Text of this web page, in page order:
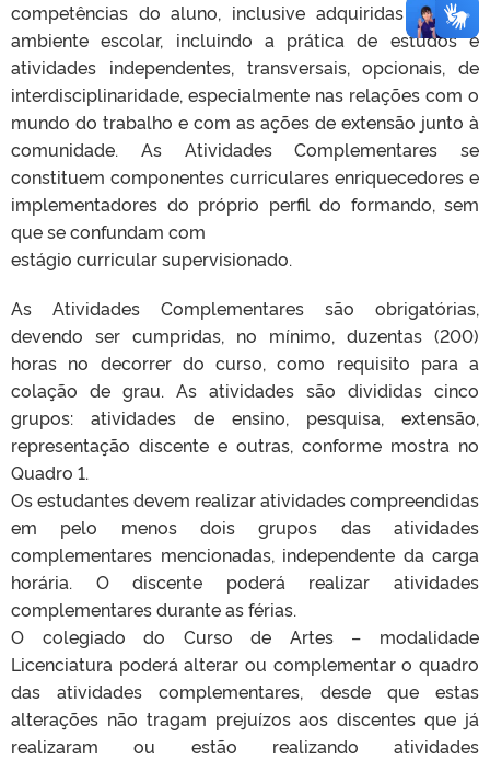
competências do aluno, inclusive adquiridas fora do
ambiente escolar, incluindo a prática de estudos e
atividades independentes, transversais, opcionais, de
interdisciplinaridade, especialmente nas relações com o
mundo do trabalho e com as ações de extensão junto à
comunidade. As Atividades Complementares se
constituem componentes curriculares enriquecedores e
implementadores do próprio perfil do formando, sem
que se confundam com
estágio curricular supervisionado.
As Atividades Complementares são obrigatórias,
devendo ser cumpridas, no mínimo, duzentas (200)
horas no decorrer do curso, como requisito para a
colação de grau. As atividades são divididas cinco
grupos: atividades de ensino, pesquisa, extensão,
representação discente e outras, conforme mostra no
Quadro 1.
Os estudantes devem realizar atividades compreendidas
em pelo menos dois grupos das atividades
complementares mencionadas, independente da carga
horária. O discente poderá realizar atividades
complementares durante as férias.
O colegiado do Curso de Artes – modalidade
Licenciatura poderá alterar ou complementar o quadro
das atividades complementares, desde que estas
alterações não tragam prejuízos aos discentes que já
realizaram ou estão realizando atividades